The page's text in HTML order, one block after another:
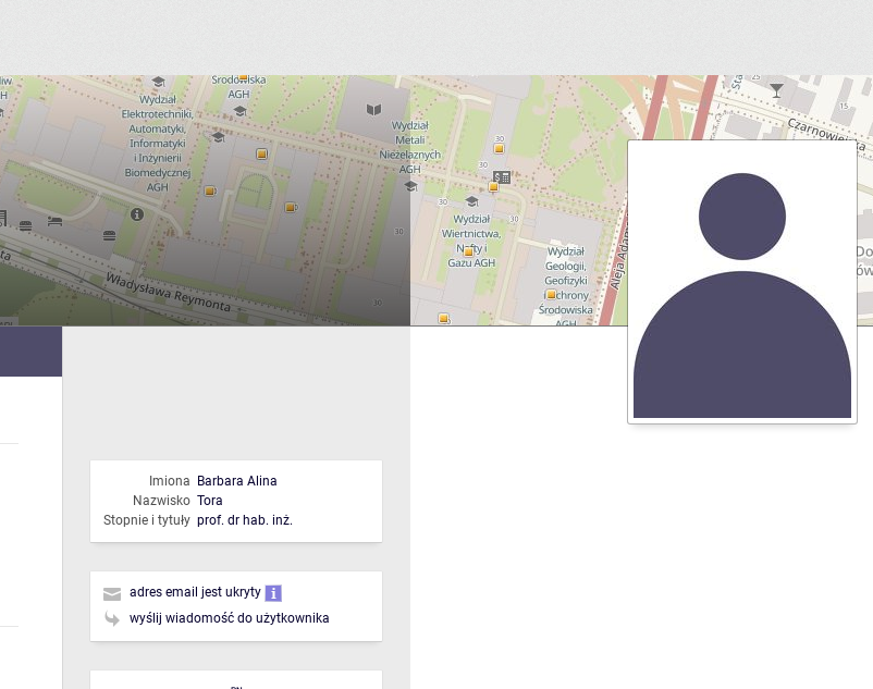
Imiona
Barbara Alina
Nazwisko Tora
Stopnie i tytuły prof. dr hab. inż.
adres email jest ukryty
wyślij wiadomość do użytkownika